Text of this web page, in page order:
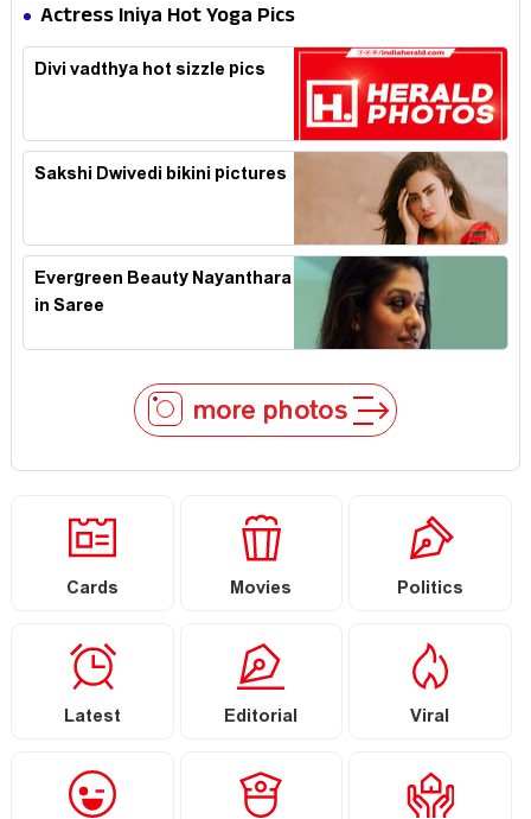
Actress Iniya Hot Yoga Pics
Divi vadthya hot sizzle pics
Sakshi Dwivedi bikini pictures
Evergreen Beauty Nayanthara
in Saree
more photos
Cards Movies Politics
Latest Editorial Viral